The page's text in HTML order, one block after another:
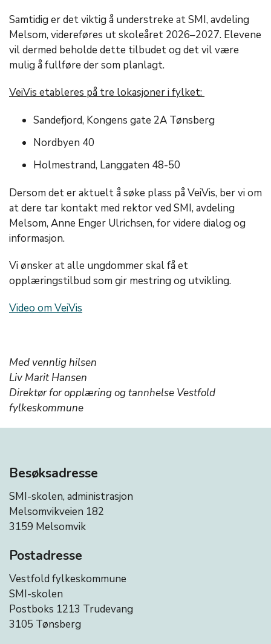
Samtidig er det viktig å understreke at SMI, avdeling
Melsom, videreføres ut skoleåret 2026–2027. Elevene
vil dermed beholde dette tilbudet og det vil være
mulig å fullføre der som planlagt.
VeiVis etableres på tre lokasjoner i fylket:
Sandefjord, Kongens gate 2A Tønsberg
Nordbyen 40
Holmestrand, Langgaten 48-50
Dersom det er aktuelt å søke plass på VeiVis, ber vi om
at dere tar kontakt med rektor ved SMI, avdeling
Melsom, Anne Enger Ulrichsen, for videre dialog og
informasjon.
Vi ønsker at alle ungdommer skal få et
opplæringstilbud som gir mestring og utvikling.
Video om VeiVis
Med vennlig hilsen
Liv Marit Hansen
Direktør for opplæring og tannhelse Vestfold
fylkeskommune
Besøksadresse
SMI-skolen, administrasjon
Melsomvikveien 182
3159 Melsomvik
Postadresse
Vestfold fylkeskommune
SMI-skolen
Postboks 1213 Trudevang
3105 Tønsberg